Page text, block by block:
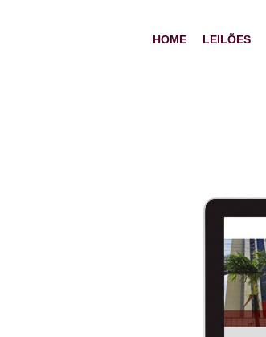
HOME LEILÕES